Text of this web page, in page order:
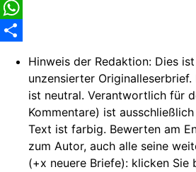
Facebook
WhatsApp
Hinweis der Redaktion: Dies
unzensierter
ist neutral. Verantwortlich für
Kommentare) ist
Text ist farbig. Bewerten am
zum Autor, auch alle seine
(+x neuere Briefe): klicken Sie